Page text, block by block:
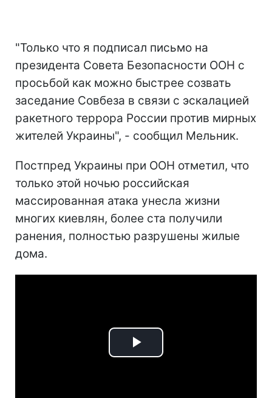
"Только что я подписал письмо на
президента Совета Безопасности ООН с
просьбой как можно быстрее созвать
заседание Совбеза в связи с эскалацией
ракетного террора России против мирных
жителей Украины", - сообщил Мельник.
Постпред Украины при ООН отметил, что
только этой ночью российская
массированная атака унесла жизни
многих киевлян, более ста получили
ранения, полностью разрушены жилые
дома.
Play